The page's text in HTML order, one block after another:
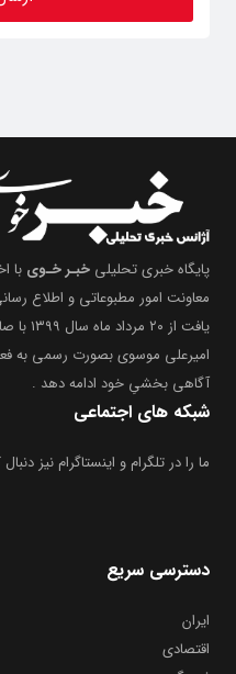
پایگاه خبری تحلیلی خبـر خـوی
معاونت امور مطبوعاتی و اطلاع
یافت
امیرعلی موسوی بصورت رسمی به
آگاهی بخشیِ خود ادامه دهد .
شبکه های اجتماعی
ما را در تلگرام و اینستاگرام نیز دنبال
دسترسی سریع
ایران
اقتصادی